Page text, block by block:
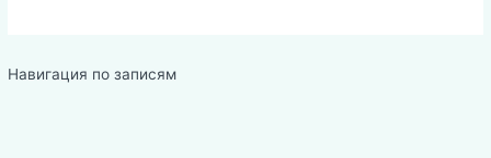
Навигация по записям